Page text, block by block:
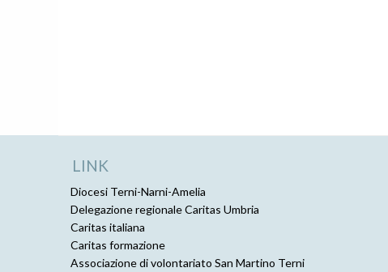
LINK
Diocesi Terni-Narni-Amelia
Delegazione regionale Caritas Umbria
Caritas italiana
Caritas formazione
Associazione di volontariato San Martino Terni